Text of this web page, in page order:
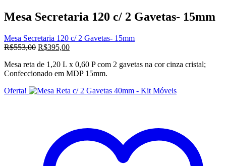
Mesa Secretaria 120 c/ 2 Gavetas- 15mm
Mesa Secretaria 120 c/ 2 Gavetas- 15mm
R$553,00 O
original
era:
R$395,00O
atual
é:
Mesa reta de 1,20 L x 0,60 P com 2 gavetas na cor cinza cristal;
Confeccionado em MDP 15mm.
Oferta!